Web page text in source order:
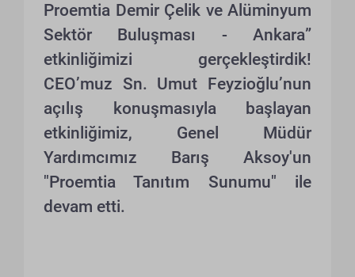
Proemtia Demir Çelik ve Alüminyum
Sektör Buluşması - Ankara”
etkinliğimizi gerçekleştirdik!
CEO’muz Sn. Umut Feyzioğlu’nun
açılış konuşmasıyla başlayan
etkinliğimiz, Genel Müdür
Yardımcımız Barış Aksoy'un
"Proemtia Tanıtım Sunumu" ile
devam etti.